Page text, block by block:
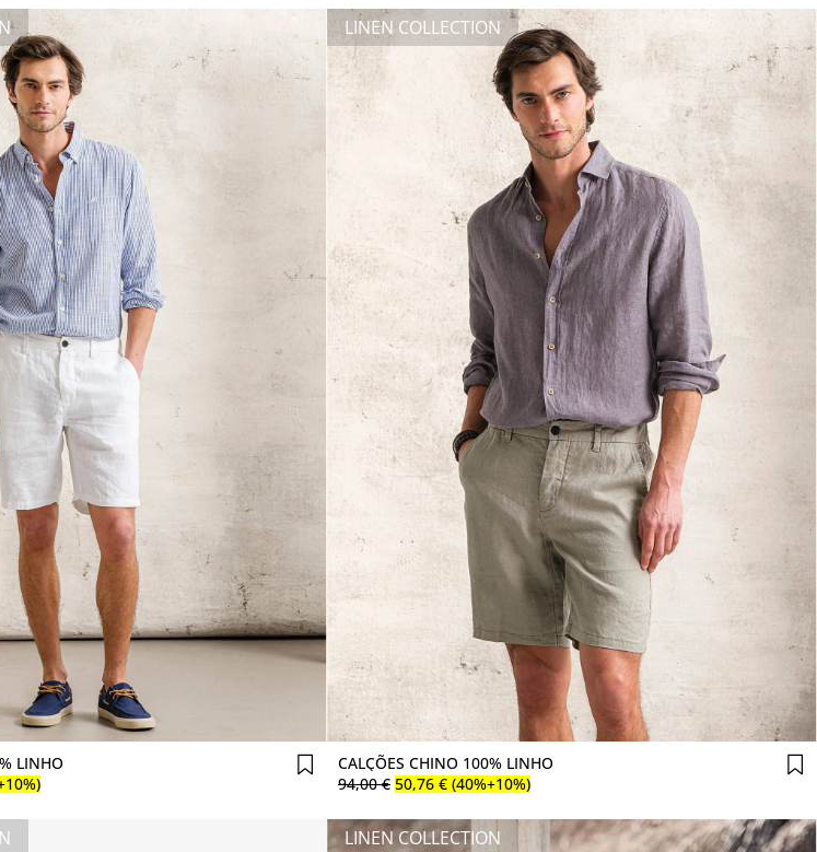
Comprar agora
LINHO
LINEN COLLECTION
Comprar agora
CALÇÕES CHINO 100% LINHO
94,00 € 50,76 € (40%+10%)
LINEN COLLECTION